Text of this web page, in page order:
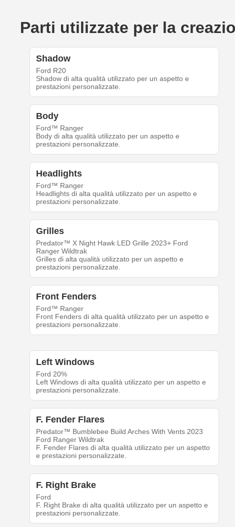
Parti utilizzate per la
Shadow
Ford R20
Shadow di alta qualità utilizzato per un aspetto e
prestazioni personalizzate.
Body
Ford™ Ranger
Body di alta qualità utilizzato per un aspetto e
prestazioni personalizzate.
Headlights
Ford™ Ranger
Headlights di alta qualità utilizzato per un aspetto e
prestazioni personalizzate.
Grilles
Predator™ X Night Hawk LED Grille 2023+ Ford
Ranger Wildtrak
Grilles di alta qualità utilizzato per un aspetto e
prestazioni personalizzate.
Front Fenders
Ford™ Ranger
Front Fenders di alta qualità utilizzato per un aspetto e
prestazioni personalizzate.
Left Windows
Ford 20%
Left Windows di alta qualità utilizzato per un aspetto e
prestazioni personalizzate.
F. Fender Flares
Predator™ Bumblebee Build Arches With Vents 2023
Ford Ranger Wildtrak
F. Fender Flares di alta qualità utilizzato per un aspetto
e prestazioni personalizzate.
F. Right Brake
Ford
F. Right Brake di alta qualità utilizzato per un aspetto e
prestazioni personalizzate.